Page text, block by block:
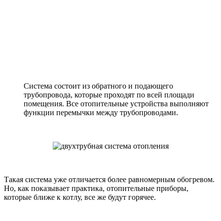
Система состоит из обратного и подающего
трубопровода, которые проходят по всей площади
помещения. Все отопительные устройства выполняют
функции перемычки между трубопроводами.
Такая система уже отличается более равномерным обогревом.
Но, как показывает практика, отопительные приборы,
которые ближе к котлу, все же будут горячее.